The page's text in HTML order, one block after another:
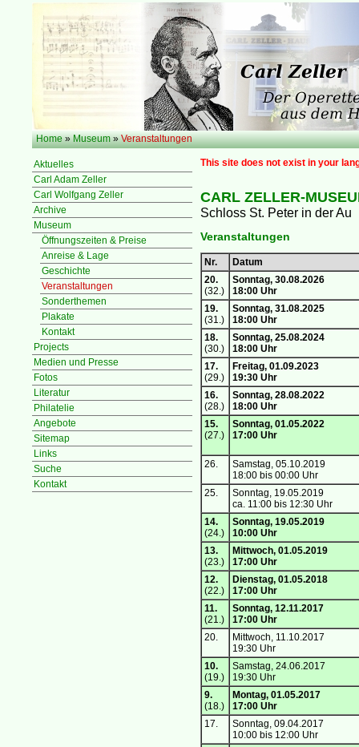
Home »Museum »Veranstaltungen
Aktuelles
Carl Adam Zeller
Carl Wolfgang Zeller
Archive
Museum
Öffnungszeiten & Preise
Anreise & Lage
Geschichte
Veranstaltungen
Sonderthemen
Plakate
Kontakt
Projects
Medien und Presse
Fotos
Literatur
Philatelie
Angebote
Sitemap
Links
Suche
Kontakt
This site does not exist in your
CARL ZELLER-
Schloss St. Peter in der Au
Veranstaltungen
Nr.
Datum
20.
(32.)
Sonntag, 30.08.2026
18:00 Uhr
19.
(31.)
Sonntag, 31.08.2025
18:00 Uhr
18.
(30.)
Sonntag, 25.08.2024
18:00 Uhr
17.
(29.)
Freitag, 01.09.2023
19:30 Uhr
16.
(28.)
Sonntag, 28.08.2022
18:00 Uhr
15.
(27.)
Sonntag, 01.05.2022
17:00 Uhr
26.
Samstag, 05.10.2019
18:00 bis 00:00 Uhr
25.
Sonntag, 19.05.2019
ca. 11:00 bis 12:30 Uhr
14.
(24.)
Sonntag, 19.05.2019
10:00 Uhr
13.
(23.)
Mittwoch, 01.05.2019
17:00 Uhr
12.
(22.)
Dienstag, 01.05.2018
17:00 Uhr
11.
(21.)
Sonntag, 12.11.2017
17:00 Uhr
20.
Mittwoch, 11.10.2017
19:30 Uhr
10.
(19.)
Samstag, 24.06.2017
19:30 Uhr
9.
(18.)
Montag, 01.05.2017
17:00 Uhr
17.
Sonntag, 09.04.2017
10:00 bis 12:00 Uhr